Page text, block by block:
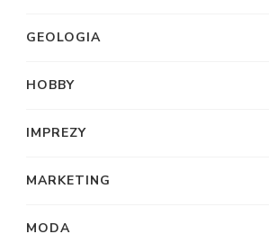
GEOLOGIA
HOBBY
IMPREZY
MARKETING
MODA